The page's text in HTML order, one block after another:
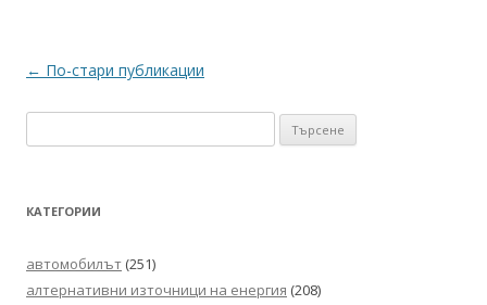
Навигация
← По-стари публикации
за:
КАТЕГОРИИ
автомобилът (251)
алтернативни източници на енергия (208)